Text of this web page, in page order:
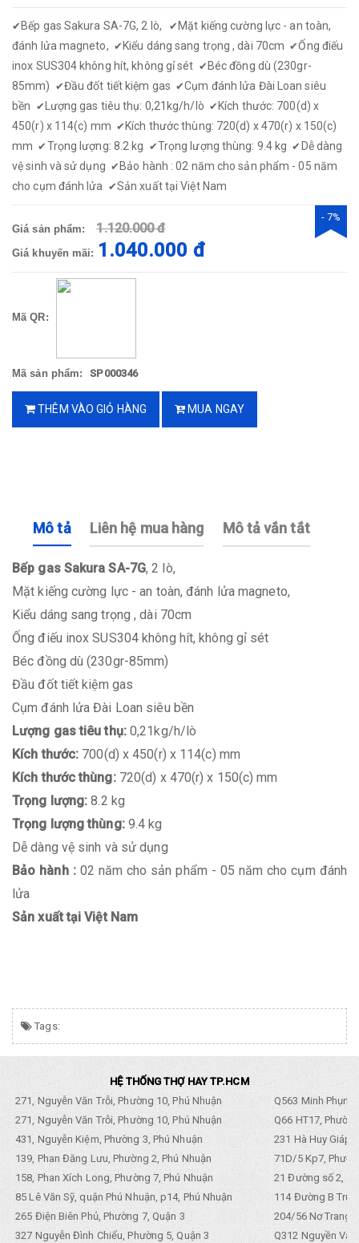
✔ Bếp gas Sakura SA-7G, 2 lò, ✔ Mặt kiếng cường lực - an toàn,
đánh lửa magneto, ✔ Kiểu dáng sang trọng , dài 70cm ✔Ống điếu
inox SUS304 không hít, không gỉ sét ✔ Béc đồng dù (230gr-
85mm) ✔Đầu đốt tiết kiệm gas ✔Cụm đánh lửa Đài Loan siêu
bền ✔ Lượng gas tiêu thụ: 0,21kg/h/lò ✔ Kích thước: 700(d) x
450(r) x 114(c) mm ✔ Kích thước thùng: 720(d) x 470(r) x 150(c)
mm ✔ Trọng lượng: 8.2 kg ✔Trọng lượng thùng: 9.4 kg ✔ Dễ dàng
vệ sinh và sử dụng ✔ Bảo hành : 02 năm cho sản phẩm - 05 năm
cho cụm đánh lửa ✔Sản xuất tại Việt Nam
Giá sản phẩm: 1.120.000 đ
Giá khuyến mãi: 1.040.000 đ
- 7%
Mã QR:
Mã sản phẩm: SP000346
THÊM VÀO GIỎ HÀNG MUA NGAY
Mô tả Liên hệ mua hàng Mô tả vắn tắt
Bếp gas Sakura SA-7G, 2 lò,
Mặt kiếng cường lực - an toàn, đánh lửa magneto,
Kiểu dáng sang trọng , dài 70cm
Ống điếu inox SUS304 không hít, không gỉ sét
Béc đồng dù (230gr-85mm)
Đầu đốt tiết kiệm gas
Cụm đánh lửa Đài Loan siêu bền
Lượng gas tiêu thụ:0,21kg/h/lò
Kích thước: 700(d) x 450(r) x 114(c) mm
Kích thước thùng:720(d) x 470(r) x 150(c) mm
Trọng lượng: 8.2 kg
Trọng lượng thùng:9.4 kg
Dễ dàng vệ sinh và sử dụng
Bảo hành : 02 năm cho sản phẩm - 05 năm cho cụm đánh
lửa
Sản xuất tại Việt Nam
Tags:
HỆ THỐNG THỢ HAY TP.HCM
271, Nguyễn Văn Trỗi, Phường 10, Phú Nhuận
Q563 Minh
271, Nguyễn Văn Trỗi, Phường 10, Phú Nhuận
Q66 HT17,
431, Nguyễn Kiệm, Phường 3, Phú Nhuận
231 Hà Huy Giáp,
139, Phan Đăng Lưu, Phường 2, Phú Nhuận
71D/5 Kp7,
158, Phan Xích Long, Phường 7, Phú Nhuận
21 Đường số 2,
85 Lê Văn Sỹ, quận Phú Nhuận, p14, Phú Nhuận
114 Đường B
265 Điện Biên Phủ, Phường 7, Quận 3
204/56 Nơ Trang
327 Nguyễn Đình Chiểu, Phường 5, Quận 3
Q312 Nguyền